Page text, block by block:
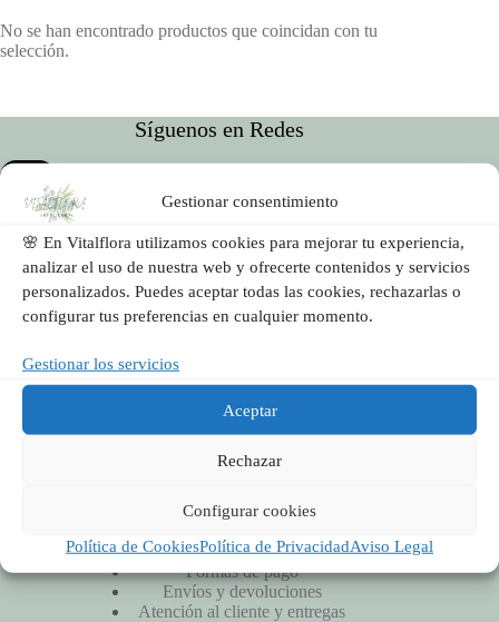
Gestionar consentimiento
🌸 En Vitalflora utilizamos cookies para mejorar tu experiencia,
analizar el uso de nuestra web y ofrecerte contenidos y servicios
personalizados. Puedes aceptar todas las cookies, rechazarlas o
configurar tus preferencias en cualquier momento.
Gestionar los servicios
Aceptar
Rechazar
Configurar cookies
Política de CookiesPolítica de PrivacidadAviso Legal
No se han encontrado productos que coincidan con tu
selección.
Síguenos en Redes
en ramos únicos, jarrones decorativos y arreglos para eventos.
Condiciones generales de Venta
Productos y precios
Formas de pago
Envíos y devoluciones
Atención al cliente y entregas